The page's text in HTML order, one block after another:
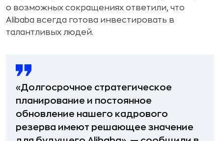
о возможных сокращениях ответили, что
Alibaba всегда готова инвестировать в
талантливых людей.
«Долгосрочное стратегическое
планирование и постоянное
обновление нашего кадрового
резерва имеют решающее значение